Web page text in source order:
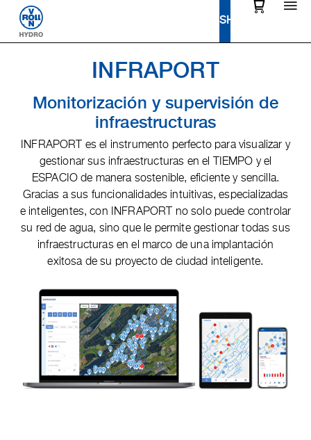
INFRAPORT
Monitorización y supervisión de
infraestructuras
INFRAPORT es el instrumento perfecto para visualizar y
gestionar sus infraestructuras en el TIEMPO y el
ESPACIO de manera sostenible, eficiente y sencilla.
Gracias a sus funcionalidades intuitivas, especializadas
e inteligentes, con INFRAPORT no solo puede controlar
su red de agua, sino que le permite gestionar todas sus
infraestructuras en el marco de una implantación
exitosa de su proyecto de ciudad inteligente.